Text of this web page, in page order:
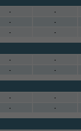
- -
- -
- -
- -
- -
- -
- -